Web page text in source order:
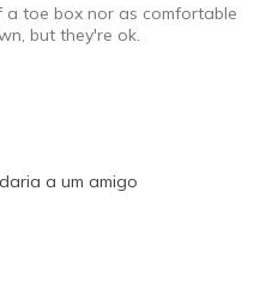
toe box nor as comfortable
but they're ok.
a um amigo